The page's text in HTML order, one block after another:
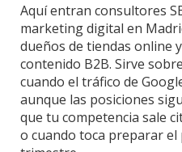
Aquí entran consultores
marketing digital en
dueños de tiendas online
contenido B2B. Sirve
cuando el tráfico de
aunque las posiciones
que tu competencia sale
o cuando toca preparar